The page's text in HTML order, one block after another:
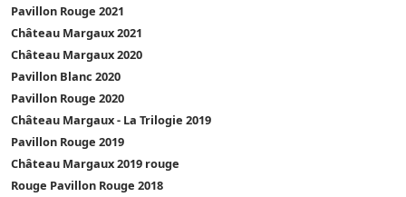
Pavillon Rouge 2021
Château Margaux 2021
Château Margaux 2020
Pavillon Blanc 2020
Pavillon Rouge 2020
Château Margaux - La Trilogie 2019
Pavillon Rouge 2019
Château Margaux 2019 rouge
Rouge Pavillon Rouge 2018